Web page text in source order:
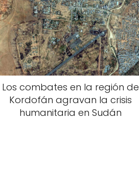
Los combates en la región de
Kordofán agravan la crisis
humanitaria en Sudán